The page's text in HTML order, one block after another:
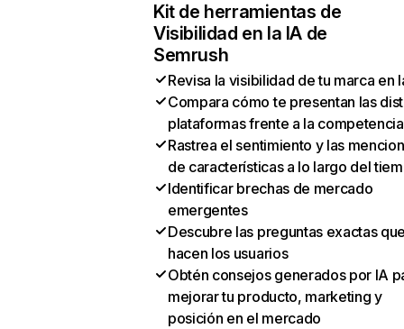
Kit de herramientas de
Visibilidad en la IA de
Semrush
Revisa la visibilidad de tu marca en
Compara cómo te presentan las
plataformas frente a la competencia
Rastrea el sentimiento y las
de características a lo largo del
Identificar brechas de mercado
emergentes
Descubre las preguntas exactas
hacen los usuarios
Obtén consejos generados por IA
mejorar tu producto, marketing y
posición en el mercado